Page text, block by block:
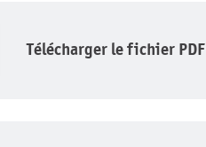
Télécharger le fichier PDF